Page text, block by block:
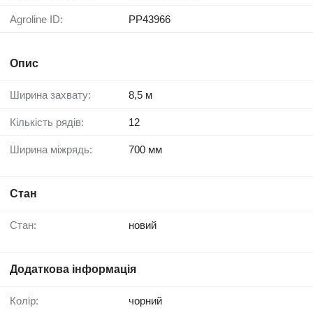
Agroline ID: PP43966
Опис
Ширина захвату: 8,5 м
Кількість рядів: 12
Ширина міжрядь: 700 мм
Стан
Стан: новий
Додаткова інформація
Колір: чорний